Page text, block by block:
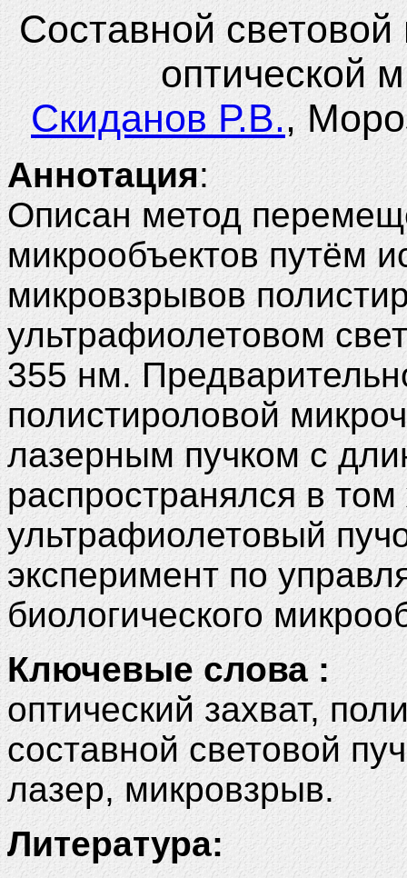
Составной
оптической
Скиданов Р.В.,
Аннотация:
Описан метод
микрообъектов путём
микровзрывов
ультрафиолетовом
355 нм.
полистироловой
лазерным пучком с
распространялся в
ультрафиолетовый
эксперимент по
биологического
Ключевые слова :
оптический захват,
составной световой
лазер, микровзрыв.
Литература: